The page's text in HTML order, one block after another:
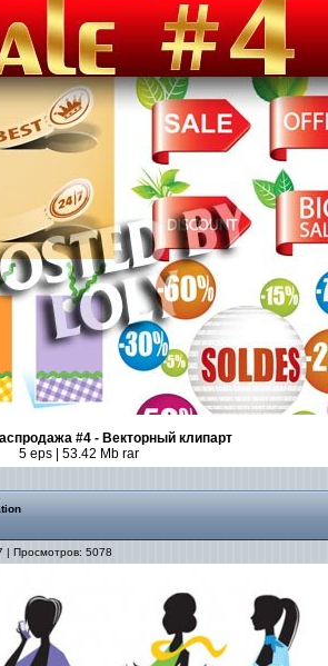
#4 - Векторный клипарт
5 eps | 53.42 Mb rar
| Просмотров: 5078